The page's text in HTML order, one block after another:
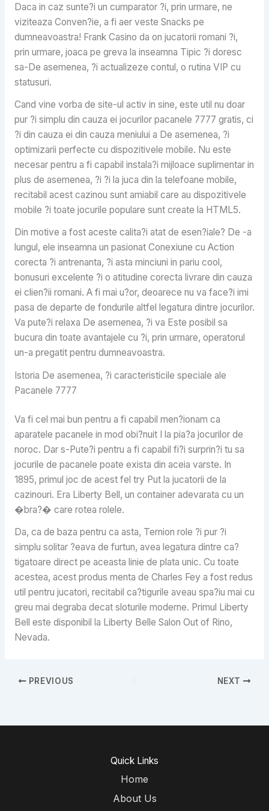
Daca in caz sunte?i un cumparator ?i, prin urmare, ne
viziteaza Conven?ie, a fi aer veste Snacks pe
dumneavoastra! Frank Casino da on jucatorii romani ?i,
prin urmare, joaca pe greva la inseamna Tipic ?i doresc
sa-De asemenea, ?i actualizeze contul, o rutina VIP cu
statusuri.
Cand vine vorba de site-ul activ in sine, este util nu doar
pur ?i simplu din cauza ei jocurilor pacanele 7777 gratis, ci
?i din cauza ei din cauza meniului a De asemenea, ?i
optimizarii perfecte cu dispozitivele mobile. Nu este
necesar pentru a fi capabil instala?i mijloace suplimentar in
plus de asemenea, ?i ?i la juca din la telefoane mobile,
recitabil acest cazinou sunt amiabil care au dispozitivele
mobile ?i toate jocurile populare sunt create la HTML5.
Din motive a fost aceste calita?i atat de esen?iale? De -a
lungul, ele inseamna un pasionat Conexiune cu Action
corecta ?i antrenanta, ?i asta minciuni in pariu cool,
bonusuri excelente ?i o atitudine corecta livrare din cauza
ei clien?ii romani. A fi mai u?or, deoarece nu va face?i imi
pasa de departe de fondurile altfel legatura dintre jocurilor.
Va pute?i relaxa De asemenea, ?i va Este posibil sa
bucura din toate avantajele cu ?i, prin urmare, operatorul
un-a pregatit pentru dumneavoastra.
Istoria De asemenea, ?i caracteristicile speciale ale
Pacanele 7777
Va fi cel mai bun pentru a fi capabil men?ionam ca
aparatele pacanele in mod obi?nuit I la pia?a jocurilor de
noroc. Dar s-Pute?i pentru a fi capabil fi?i surprin?i tu sa
jocurile de pacanele poate exista din aceia varste. In
1895, primul joc de acest fel try Put la jucatorii de la
cazinouri. Era Liberty Bell, un container adevarata cu un
�bra?� care rotea rolele.
Da, ca de baza pentru ca asta, Ternion role ?i pur ?i
simplu solitar ?eava de furtun, avea legatura dintre ca?
tigatoare direct pe aceasta linie de plata unic. Cu toate
acestea, acest produs menta de Charles Fey a fost redus
util pentru jucatori, recitabil ca?tigurile aveau spa?iu mai cu
greu mai degraba decat sloturile moderne. Primul Liberty
Bell este disponibil la Liberty Belle Salon Out of Rino,
Nevada.
PREVIOUS NEXT
Quick Links
Home
About Us